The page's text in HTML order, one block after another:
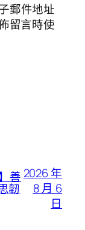
郵件地址
留言時使
善
韌
2026 年
8 月 6
日